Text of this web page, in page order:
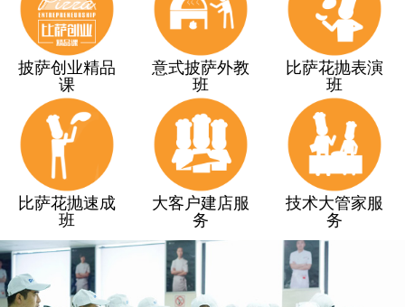
披萨创业精品
课
意式披萨外教
班
比萨花抛表演
班
比萨花抛速成
班
大客户建店服
务
技术大管家服
务